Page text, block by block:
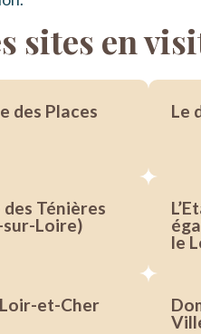
sites en
des Places
Le
Ténières
Loire)
le
et-Cher